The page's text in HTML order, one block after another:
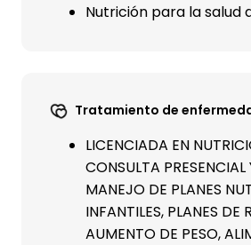
Nutrición para la salud
Tratamiento de
LICENCIADA EN
CONSULTA PRESENCIAL
MANEJO DE PLANES
INFANTILES, PLANES DE
AUMENTO DE PESO,